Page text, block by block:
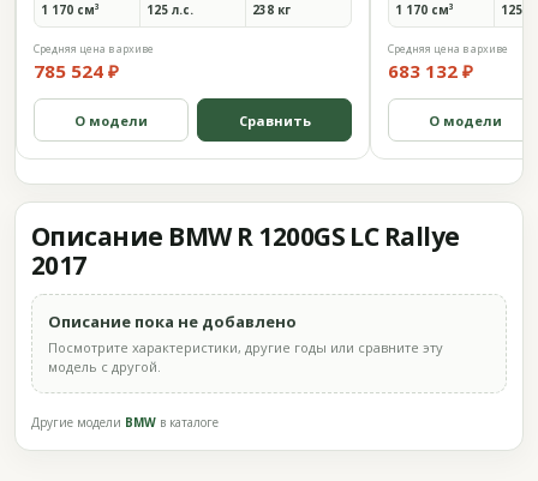
1 170 см³ 125 л.с. 238 кг
Средняя цена в архиве
785 524 ₽
О модели Сравнить
1 170 см³ 125
Средняя цена в архиве
683 132 ₽
О модели
Описание BMW R 1200GS LC Rallye
2017
Описание пока не добавлено
Посмотрите характеристики, другие годы или сравните эту
модель с другой.
Другие модели BMW в каталоге